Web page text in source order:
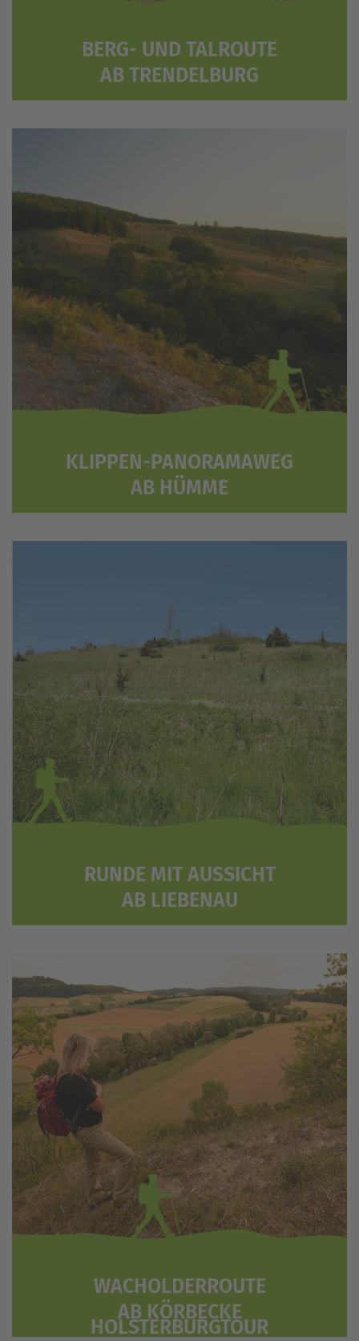
BERG- UND TALROUTE
AB TRENDELBURG
KLIPPEN-PANORAMAWEG
AB HÜMME
RUNDE MIT AUSSICHT
AB LIEBENAU
WACHOLDERROUTE
AB KÖRBECKE
HOLSTERBURGTOUR